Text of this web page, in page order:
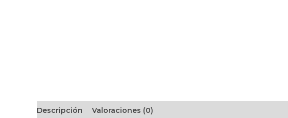
Descripción Valoraciones (0)